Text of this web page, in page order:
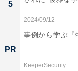
な気持ちを告げま
る」と返すのでし
5
2024/09/12
PR
事例から学ぶ『
KeeperSecurity